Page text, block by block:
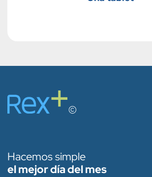
Hacemos simple
el mejor día del mes